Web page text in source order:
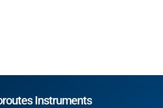
Instruments